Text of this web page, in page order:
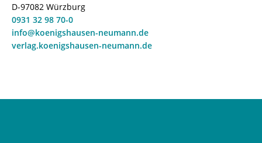
D-97082 Würzburg
0931 32 98 70-0
info@koenigshausen-neumann.de
verlag.koenigshausen-neumann.de